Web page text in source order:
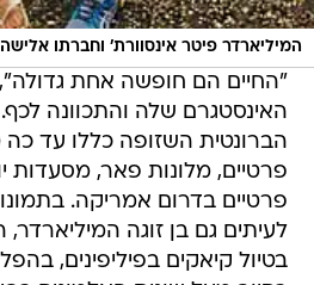
המיליארדר פיטר אינסוורת' וחברתו
"החיים הם חופשה אחת
האינסטגרם שלה והתכוונה
הברונטית השזופה כללו עד כה
פרטיים, מלונות פאר, מסעדות
פרטיים בדרום אמריקה.
לעיתים גם בן זוגה
בטיול קיאקים בפיליפינים,